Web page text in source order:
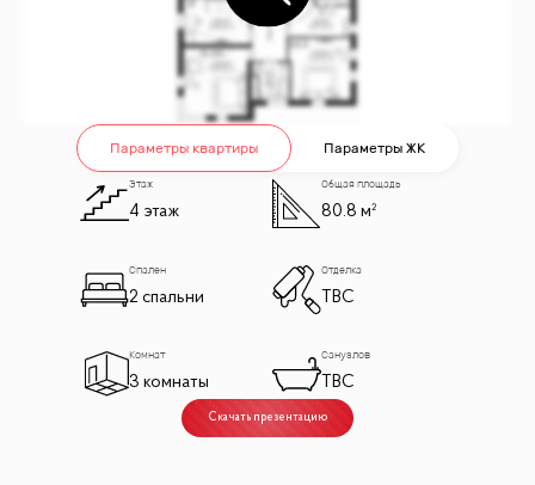
Параметры квартиры Параметры ЖК
Этаж
4 этаж
Общая площадь
80.8 м²
Спален
2 спальни
Отделка
TBC
Комнат
3 комнаты
Санузлов
TBC
Скачать презентацию